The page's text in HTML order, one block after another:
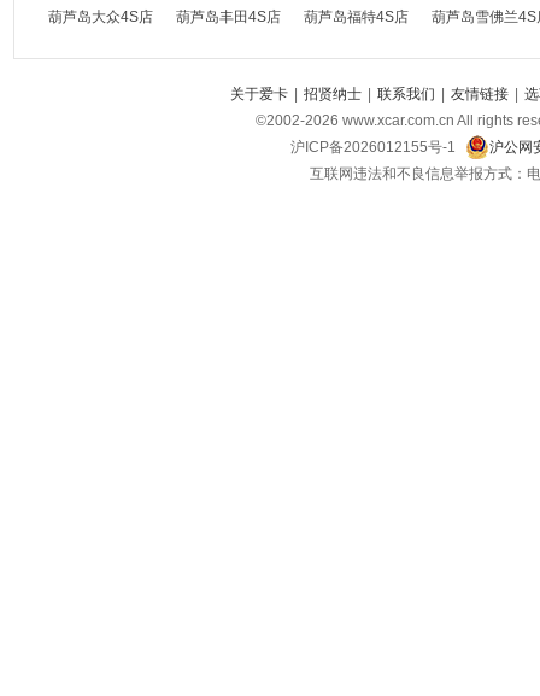
葫芦岛大众4S店
葫芦岛丰田4S店 葫芦岛福特4S店 葫芦岛雪佛兰4S
关于爱卡 | 招贤纳士 | 联系我们 | 友情链接 |
©2002-2026 www.xcar.com.cn All rights
沪ICP备2026012155号-1
沪公网
互联网违法和不良信息举报方式：